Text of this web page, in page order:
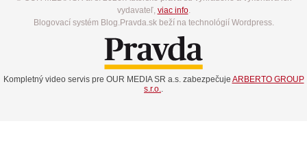
vydavateľ, viac info.
Blogovací systém Blog.Pravda.sk beží na technológií Wordpress.
Kompletný video servis pre OUR MEDIA SR a.s. zabezpečuje ARBERTO GROUP
s.r.o.